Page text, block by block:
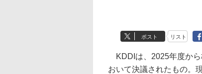
ポスト リスト
KDDIは、2025年度から
おいて決議されたもの。